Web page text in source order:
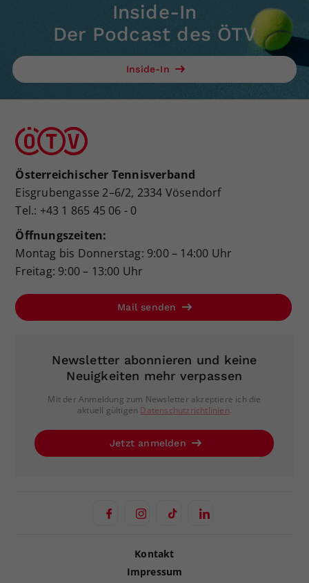
Inside-In
Der Podcast des ÖTV
Inside-In
Österreichischer Tennisverband
Eisgrubengasse 2–6/2, 2334 Vösendorf
Tel.: +43 1 865 45 06 - 0
Öffnungszeiten:
Montag bis Donnerstag: 9:00 – 14:00 Uhr
Freitag: 9:00 – 13:00 Uhr
Mail senden
Newsletter abonnieren und keine
Neuigkeiten mehr verpassen
Mit der Anmeldung zum Newsletter akzeptiere ich die
aktuell gültigen Datenschutzrichtlinien.
Jetzt anmelden
Kontakt
Impressum